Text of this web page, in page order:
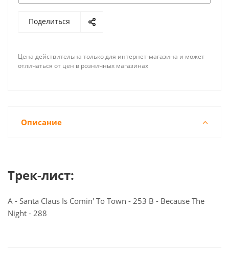
Поделиться
Цена действительна только для интернет-магазина и может
отличаться от цен в розничных магазинах
Описание
Трек-лист:
A - Santa Claus Is Comin' To Town - 253 B - Because The
Night - 288